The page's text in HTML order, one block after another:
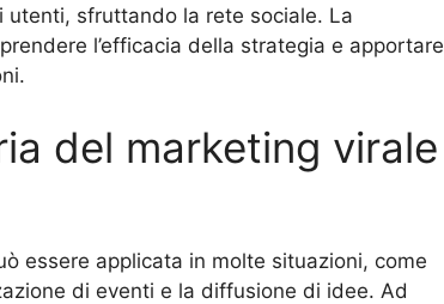
sfruttando la rete sociale. La
l’efficacia della strategia e apportare
del marketing virale
essere applicata in molte situazioni, come
di eventi e la diffusione di idee. Ad